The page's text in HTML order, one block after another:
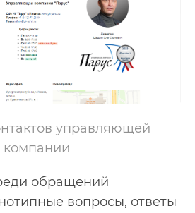
управляющей
компании
обращений
вопросы, ответы